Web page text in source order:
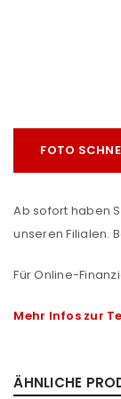
FOTO
Ab sofort haben
unseren Filialen.
Für Online-
Mehr Infos zur
ÄHNLICHE